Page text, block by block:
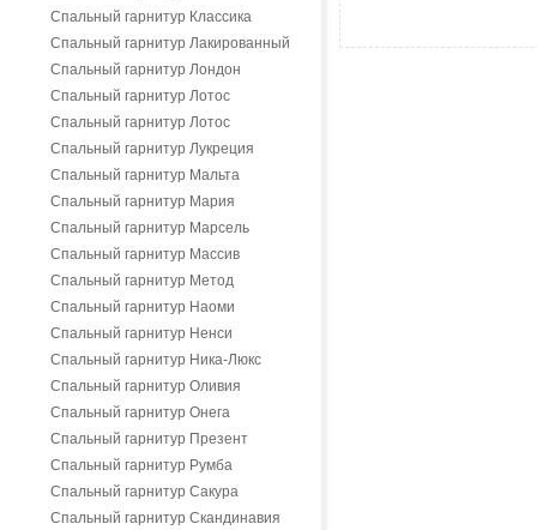
Спальный гарнитур Классика
Спальный гарнитур Лакированный
Спальный гарнитур Лондон
Спальный гарнитур Лотос
Спальный гарнитур Лотос
Спальный гарнитур Лукреция
Спальный гарнитур Мальта
Спальный гарнитур Мария
Спальный гарнитур Марсель
Спальный гарнитур Массив
Спальный гарнитур Метод
Спальный гарнитур Наоми
Спальный гарнитур Ненси
Спальный гарнитур Ника-Люкс
Спальный гарнитур Оливия
Спальный гарнитур Онега
Спальный гарнитур Презент
Спальный гарнитур Румба
Спальный гарнитур Сакура
Спальный гарнитур Скандинавия